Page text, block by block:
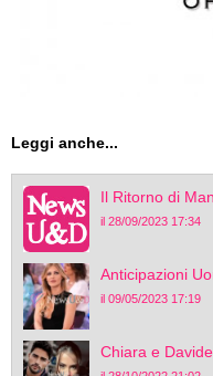
Leggi anche...
Il Ritorno di
il 28/09/2023 17:34
Anticipazioni
il 09/05/2023 17:19
Chiara e